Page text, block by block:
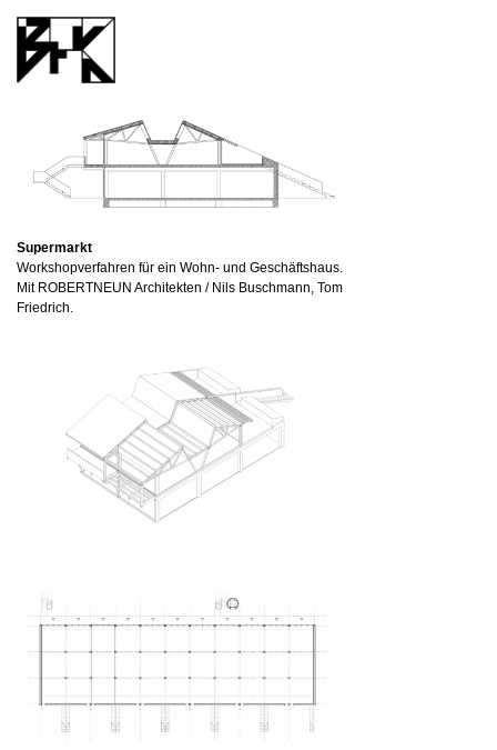
Supermarkt
Workshopverfahren für ein Wohn- und Geschäftshaus.
Mit ROBERTNEUN Architekten / Nils Buschmann, Tom
Friedrich.